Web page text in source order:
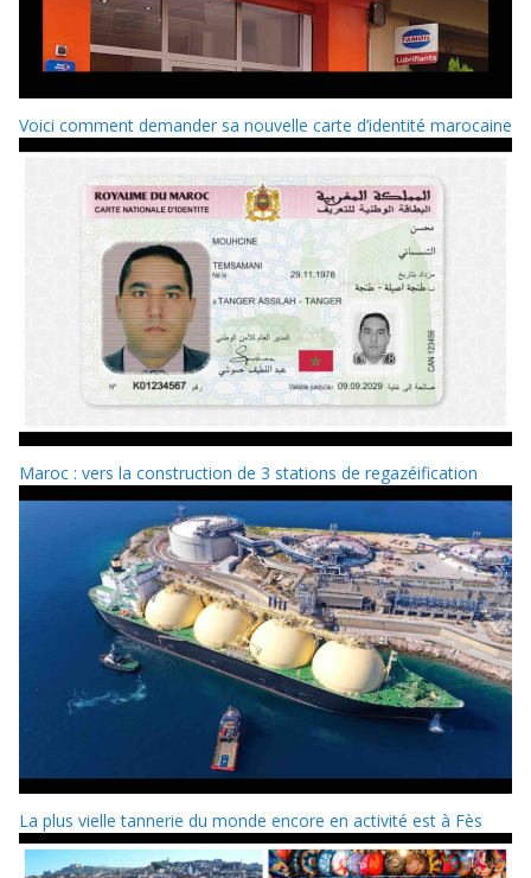
Voici comment demander sa nouvelle carte d’identité marocaine
Maroc : vers la construction de 3 stations de regazéification
La plus vielle tannerie du monde encore en activité est à Fès